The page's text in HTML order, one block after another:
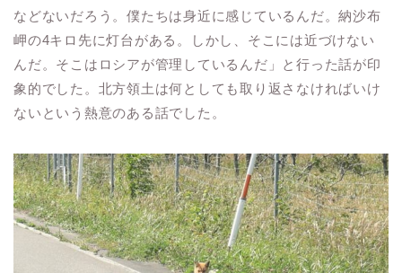
などないだろう。僕たちは身近に感じているんだ。納沙布
岬の4キロ先に灯台がある。しかし、そこには近づけない
んだ。そこはロシアが管理しているんだ」と行った話が印
象的でした。北方領土は何としても取り返さなければいけ
ないという熱意のある話でした。